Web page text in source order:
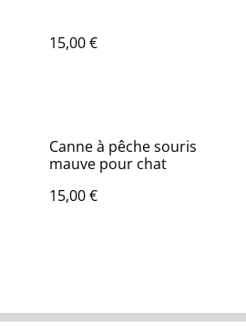
15,00 €
Canne à pêche souris
mauve pour chat
15,00 €